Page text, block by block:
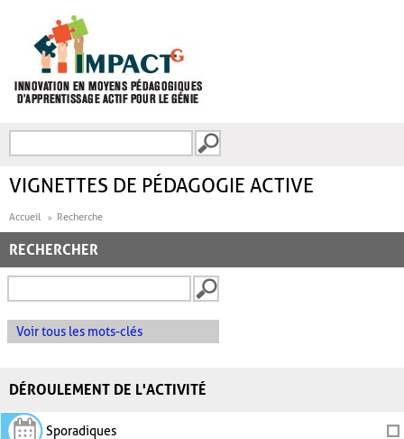
FORMULAIRE DE
VIGNETTES DE PÉDAGOGIE ACTIVE
Accueil Recherche
RECHERCHER
Voir tous les mots-clés
DÉROULEMENT DE L'ACTIVITÉ
Sporadiques